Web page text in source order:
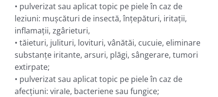
• pulverizat sau aplicat topic pe piele în caz de
leziuni: muşcături de insectă, înţepături, iritaţii,
inflamaţii, zgârieturi,
• tăieturi, julituri, lovituri, vânătăi, cucuie, eliminare
substanţe iritante, arsuri, plăgi, sângerare, tumori
extirpate;
• pulverizat sau aplicat topic pe piele în caz de
afecţiuni: viraIe, bacteriene sau fungice;